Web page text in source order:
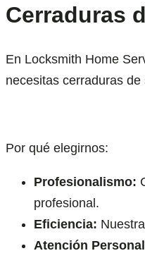
Cerraduras
En Locksmith Home
necesitas cerraduras
Por qué elegirnos:
Profesionalismo:
profesional.
Eficiencia:
Atención